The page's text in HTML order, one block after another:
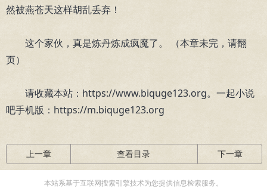
然被燕苍天这样胡乱丢弃！
这个家伙，真是炼丹炼成疯魔了。 （本章未完，请翻
页）
请收藏本站：https://www.biquge123.org。一起小说
吧手机版：https://m.biquge123.org
上一章 查看目录 下一章
本站系基于互联网搜索引擎技术为您提供信息检索服务。